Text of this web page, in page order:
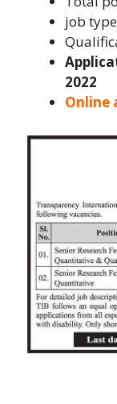
job
2022
Online